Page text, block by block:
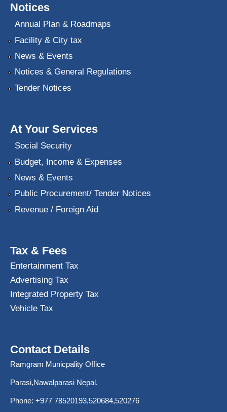
Notices
Annual Plan & Roadmaps
Facility & City tax
News & Events
Notices & General Regulations
Tender Notices
At Your Services
Social Security
Budget, Income & Expenses
News & Events
Public Procurement/ Tender Notices
Revenue / Foreign Aid
Tax & Fees
Entertainment Tax
Advertising Tax
Integrated Property Tax
Vehicle Tax
Contact Details
Ramgram Municpality Office
Parasi,Nawalparasi Nepal.
Phone: +977 78520193,520684,520276